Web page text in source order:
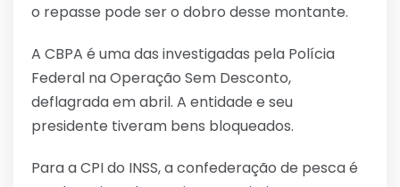
o repasse pode ser o dobro desse montante.
A CBPA é uma das investigadas pela Polícia
Federal na Operação Sem Desconto,
deflagrada em abril. A entidade e seu
presidente tiveram bens bloqueados.
Para a CPI do INSS, a confederação de pesca é